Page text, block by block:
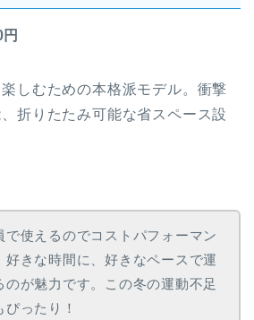
しむための本格派モデル。衝撃
折りたたみ可能な省スペース設
で使えるのでコストパフォーマン
好きな時間に、好きなペースで運
のが魅力です。この冬の運動不足
ぴったり！